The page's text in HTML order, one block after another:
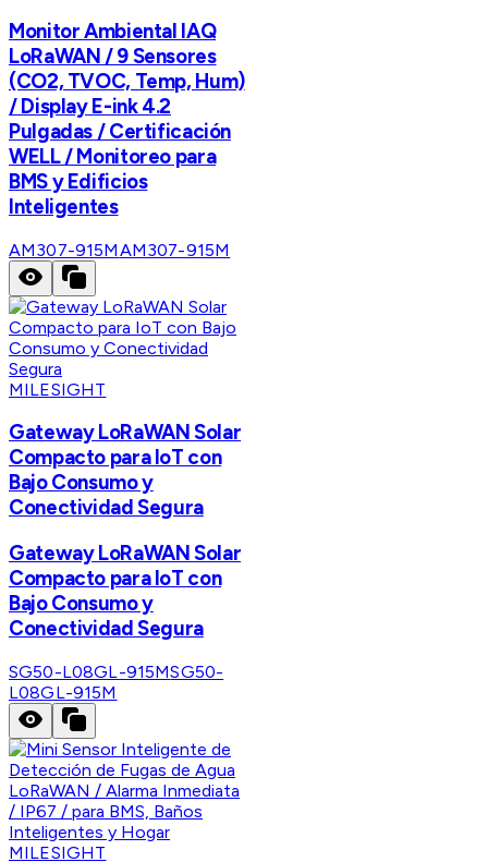
Monitor Ambiental IAQ
LoRaWAN / 9 Sensores
(CO2, TVOC, Temp, Hum)
/ Display E-ink 4.2
Pulgadas / Certificación
WELL / Monitoreo para
BMS y Edificios
Inteligentes
AM307-915MAM307-915M
MILESIGHT
Gateway LoRaWAN Solar
Compacto para IoT con
Bajo Consumo y
Conectividad Segura
Gateway LoRaWAN Solar
Compacto para IoT con
Bajo Consumo y
Conectividad Segura
SG50-L08GL-915MSG50-
L08GL-915M
MILESIGHT